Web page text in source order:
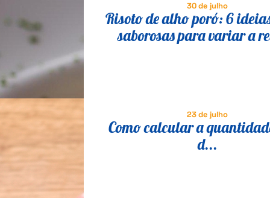
30 de julho
Risoto de alho poró: 6
saborosas para variar a
23 de julho
Como calcular a
d...